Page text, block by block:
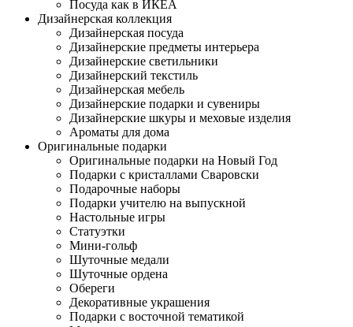
Посуда как в ИКЕА
Дизайнерская коллекция
Дизайнерская посуда
Дизайнерские предметы интерьера
Дизайнерские светильники
Дизайнерский текстиль
Дизайнерская мебель
Дизайнерские подарки и сувениры
Дизайнерские шкуры и меховые изделия
Ароматы для дома
Оригинальные подарки
Оригинальные подарки на Новый Год
Подарки с кристаллами Сваровски
Подарочные наборы
Подарки учителю на выпускной
Настольные игры
Статуэтки
Мини-гольф
Шуточные медали
Шуточные ордена
Обереги
Декоративные украшения
Подарки с восточной тематикой